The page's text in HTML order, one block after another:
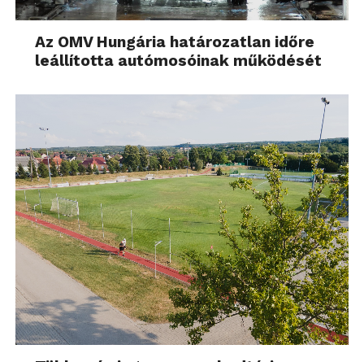
Az OMV Hungária határozatlan időre
leállította autómosóinak működését